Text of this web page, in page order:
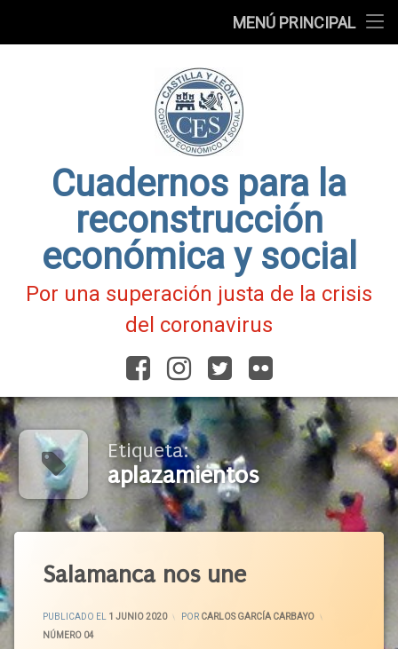
MENÚ PRINCIPAL
Cuadernos para la
reconstrucción
económica y social
Por una superación justa de la crisis
del coronavirus
FacebookInstagram
TwitterFlickr
Etiqueta:
aplazamientos
Salamanca nos une
PUBLICADO EL 1 JUNIO 2020
1 JUNIO 2020
POR CARLOS GARCÍA CARBAYO
CATEGORÍAS:
NÚMERO 04
Acuerdo
Y Sociales